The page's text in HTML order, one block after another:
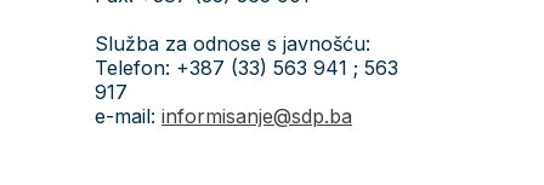
Služba za odnose s javnošću:
Telefon: +387 (33) 563 941 ; 563
917
e-mail: informisanje@sdp.ba